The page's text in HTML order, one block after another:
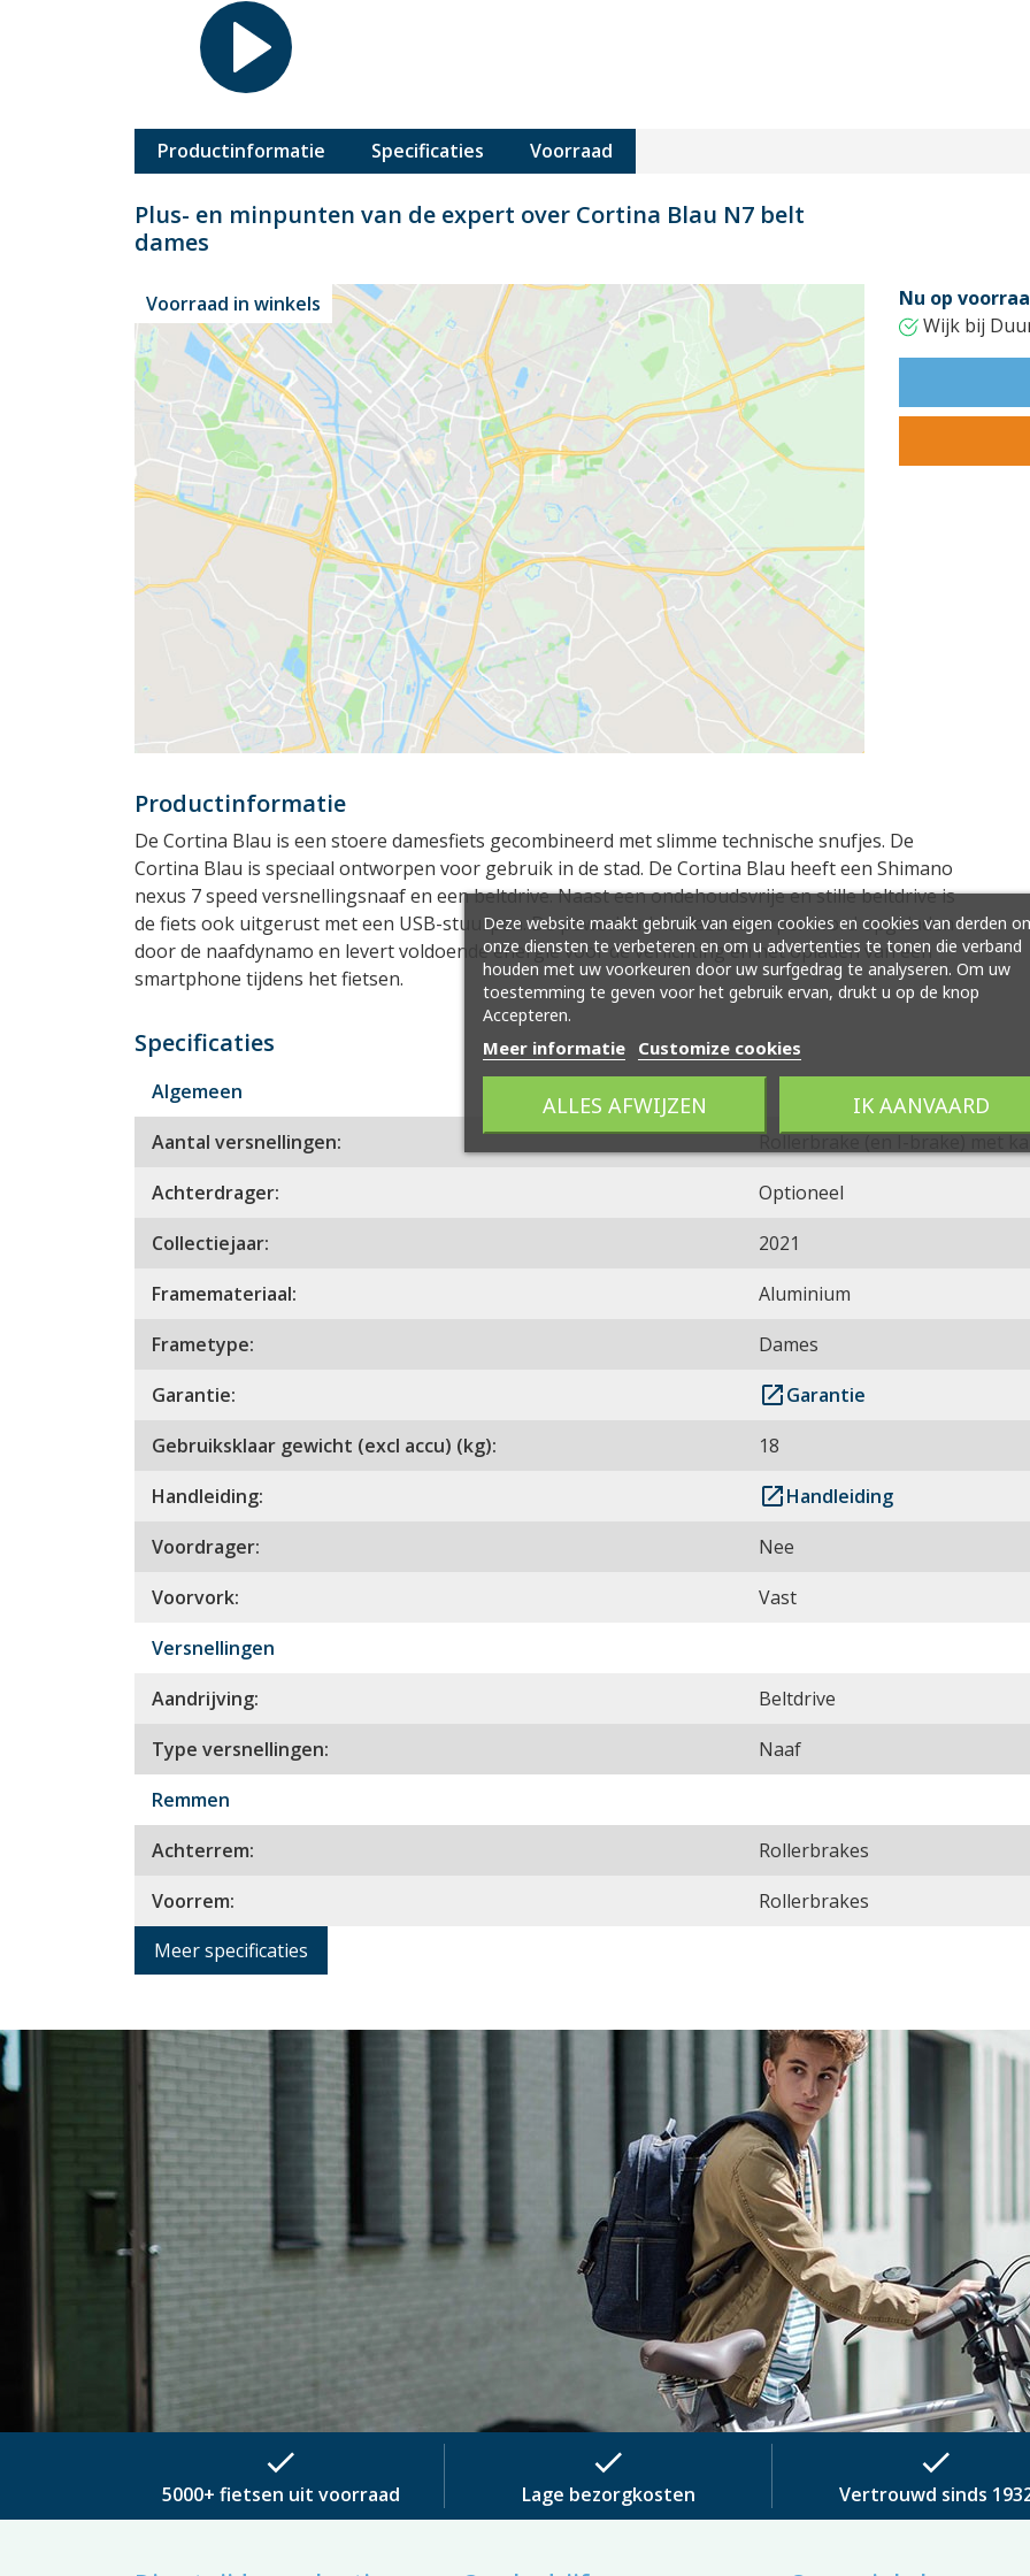
Productinformatie Specificaties Voorraad
Plus- en minpunten van de expert over Cortina Blau N7 belt
dames
Voorraad in winkels
Nu op
Wijk bij
Productinformatie
De Cortina Blau is een stoere damesfiets gecombineerd met slimme technische snufjes. De
Cortina Blau is speciaal ontworpen voor gebruik in de stad. De Cortina Blau heeft een Shimano
nexus 7 speed versnellingsnaaf en een beltdrive. Naast een ondehoudsvrije en stille beltdrive is
de fiets ook uitgerust met een USB-stuurpen. De powerbank in deze stuurpen word opgeladen
door de naafdynamo en levert voldoende energie voor de verlichting en het opladen van een
smartphone tijdens het fietsen.
Specificaties
Algemeen
Aantal versnellingen:
Rollerbrake (en I-brake) met
Achterdrager:
Optioneel
Collectiejaar:
2021
Framemateriaal:
Aluminium
Frametype:
Dames
Garantie:
launchGarantie
Gebruiksklaar gewicht (excl accu) (kg):
18
Handleiding:
launchHandleiding
Voordrager:
Nee
Voorvork:
Vast
Versnellingen
Aandrijving:
Beltdrive
Type versnellingen:
Naaf
Remmen
Achterrem:
Rollerbrakes
Voorrem:
Rollerbrakes
Meer specificaties
check
5000+ fietsen uit voorraad
check
Lage bezorgkosten
check
Vertrouwd sinds
Deze website maakt gebruik van eigen cookies en cookies van derden
onze diensten te verbeteren en om u advertenties te tonen die verband
houden met uw voorkeuren door uw surfgedrag te analyseren. Om uw
toestemming te geven voor het gebruik ervan, drukt u op de knop
Accepteren.
Meer informatie Customize cookies
ALLES AFWIJZEN IK AANVAARD